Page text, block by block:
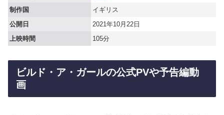
制作国
イギリス
公開日
2021年10月22日
上映時間
105分
ビルド・ア・ガールの公式PVや予告編動
画